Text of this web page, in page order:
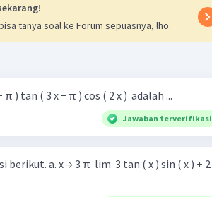
tanya soal ke Forum sepuasnya, lho.
) tan ( 3 x − π ) cos ( 2 x ) ​ adalah ...
Jawaban terverifikasi
( x ) sin ( x ) + 2